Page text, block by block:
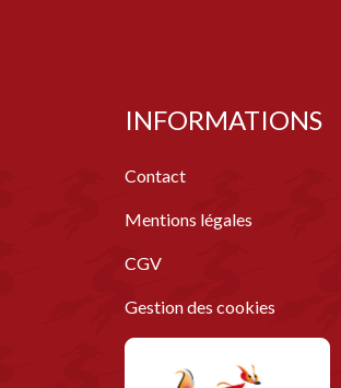
INFORMATIONS
Contact
Mentions légales
CGV
Gestion des cookies